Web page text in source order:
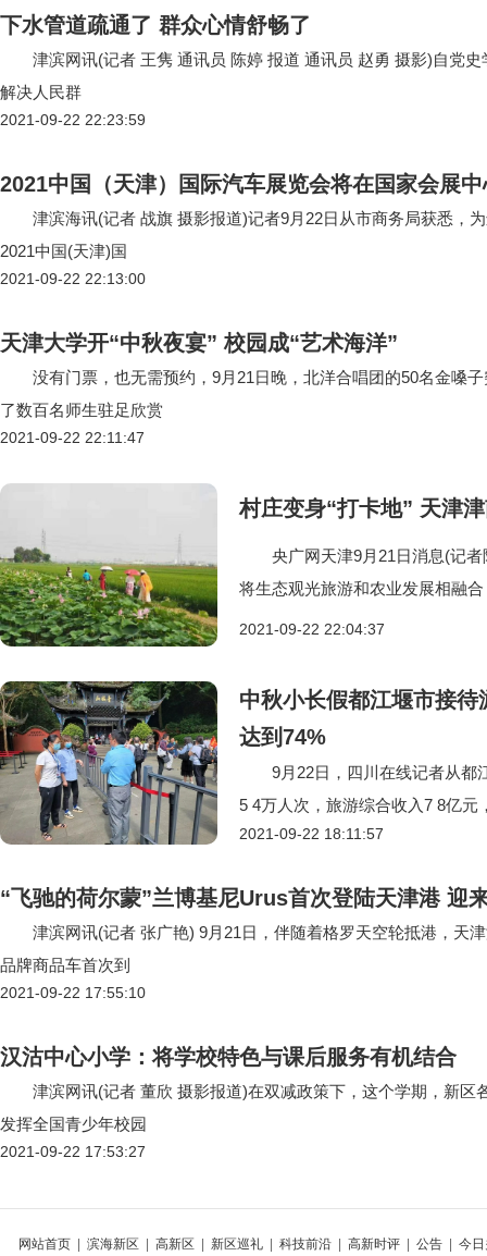
下水管道疏通了 群众心情舒畅了
津滨网讯(记者 王隽 通讯员 陈婷 报道 通讯员 赵勇 摄影)自党史
解决人民群
2021-09-22 22:23:59
2021中国（天津）国际汽车展览会将在国家会展
津滨海讯(记者 战旗 摄影报道)记者9月22日从市商务局获悉，
2021中国(天津)国
2021-09-22 22:13:00
天津大学开“中秋夜宴” 校园成“艺术海洋”
没有门票，也无需预约，9月21日晚，北洋合唱团的50名金嗓子
了数百名师生驻足欣赏
2021-09-22 22:11:47
村庄变身“打卡地” 天津
央广网天津9月21日消息(记者
将生态观光旅游和农业发展相融
2021-09-22 22:04:37
中秋小长假都江堰市接
达到74%
9月22日，四川在线记者从都
5 4万人次，旅游综合收入7 8亿元
2021-09-22 18:11:57
“飞驰的荷尔蒙”兰博基尼Urus首次登陆天津港 迎
津滨网讯(记者 张广艳) 9月21日，伴随着格罗天空轮抵港，天
品牌商品车首次到
2021-09-22 17:55:10
汉沽中心小学：将学校特色与课后服务有机结合
津滨网讯(记者 董欣 摄影报道)在双减政策下，这个学期，新区
发挥全国青少年校园
2021-09-22 17:53:27
网站首页| 滨海新区 高新区 新区巡礼| 科技前沿| 高新时评| 公告| 今